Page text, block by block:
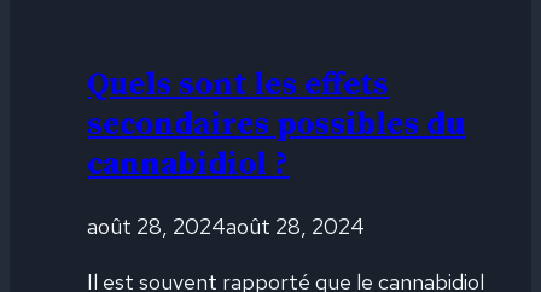
Quels sont les effets
secondaires possibles du
cannabidiol ?
août 28, 2024août 28, 2024
Il est souvent rapporté que le cannabidiol